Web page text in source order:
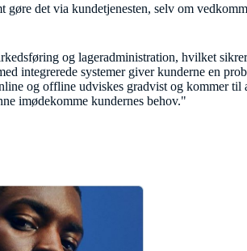
det via kundetjenesten, selv om
og lageradministration, hvilket
integrerede systemer giver kunderne en
og offline udviskes gradvist og kommer til
imødekomme kundernes behov."